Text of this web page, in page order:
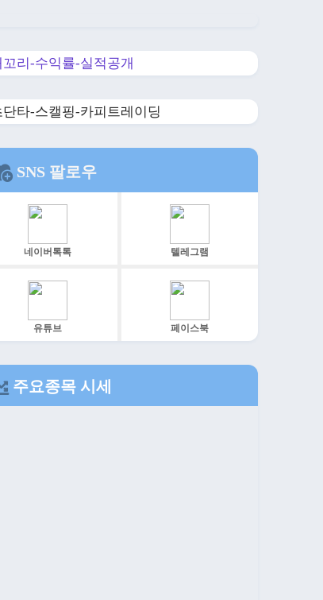
SNS 팔로우
네이버톡톡 텔레그램
유튜브 페이스북
주요종목 시세